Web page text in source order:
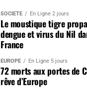
SOCIÉTÉ En Ligne 2 jours
Le moustique tigre
dengue et virus du Nil
France
EUROPE En Ligne 5 jours
72 morts aux portes de
rêve d’Europe